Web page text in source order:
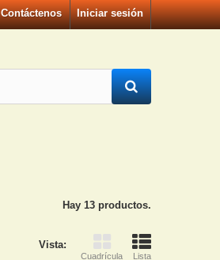
Iniciar sesión
Contáctenos
Hay 13 productos.
Vista:
Cuadrícula Lista